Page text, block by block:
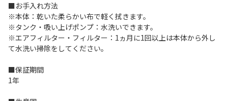
■お手入れ方法
※本体：乾いた柔らかい布で軽く拭きます。
※タンク・吸い上げポンプ：水洗いできます。
※エアフィルター・フィルター：1ヵ月に1回以上は本体から外し
て水洗い掃除をしてください。
■保証期間
1年